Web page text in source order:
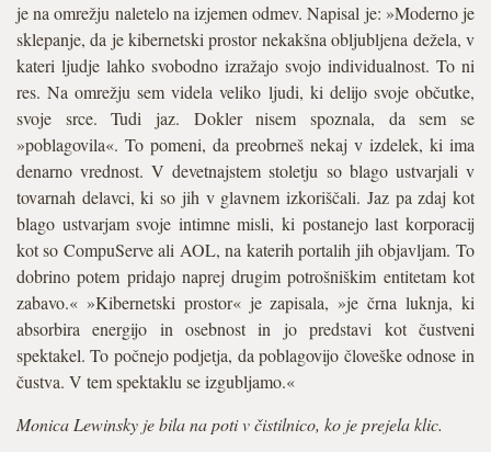
je na omrežju naletelo na izjemen odmev. Napisal je: »Moderno je
sklepanje, da je kibernetski prostor nekakšna obljubljena dežela, v
kateri ljudje lahko svobodno izražajo svojo individualnost. To ni
res. Na omrežju sem videla veliko ljudi, ki delijo svoje občutke,
svoje srce. Tudi jaz. Dokler nisem spoznala, da sem se
»poblagovila«. To pomeni, da preobrneš nekaj v izdelek, ki ima
denarno vrednost. V devetnajstem stoletju so blago ustvarjali v
tovarnah delavci, ki so jih v glavnem izkoriščali. Jaz pa zdaj kot
blago ustvarjam svoje intimne misli, ki postanejo last korporacij
kot so CompuServe ali AOL, na katerih portalih jih objavljam. To
dobrino potem pridajo naprej drugim potrošniškim entitetam kot
zabavo.« »Kibernetski prostor« je zapisala, »je črna luknja, ki
absorbira energijo in osebnost in jo predstavi kot čustveni
spektakel. To počnejo podjetja, da poblagovijo človeške odnose in
čustva. V tem spektaklu se izgubljamo.«
Monica Lewinsky je bila na poti v čistilnico, ko je prejela klic.